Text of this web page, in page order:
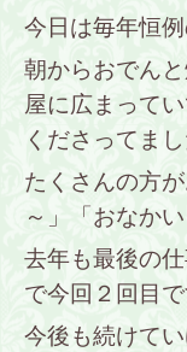
今日は毎年恒
朝からおでん
屋に広まって
くださってま
たくさんの方
～」「おなか
去年も最後の
で今回２回目
今後も続けて